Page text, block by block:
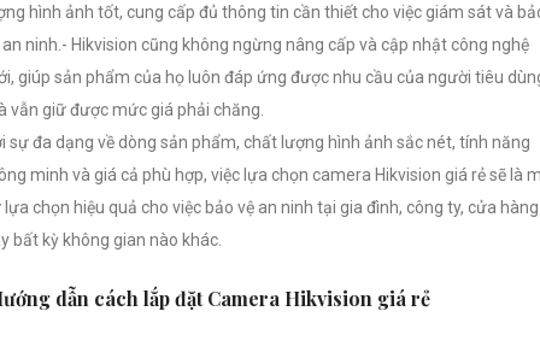
hình ảnh tốt, cung cấp đủ thông tin cần thiết cho việc giám sát và
an ninh.- Hikvision cũng không ngừng nâng cấp và cập nhật công nghệ
giúp sản phẩm của họ luôn đáp ứng được nhu cầu của người tiêu
vẫn giữ được mức giá phải chăng.
sự đa dạng về dòng sản phẩm, chất lượng hình ảnh sắc nét, tính năng
minh và giá cả phù hợp, việc lựa chọn camera Hikvision giá rẻ sẽ là
lựa chọn hiệu quả cho việc bảo vệ an ninh tại gia đình, công ty, cửa hàng
bất kỳ không gian nào khác.
dẫn cách lắp đặt Camera Hikvision giá rẻ